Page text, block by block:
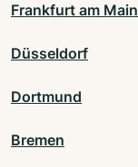
Frankfurt am Main
Düsseldorf
Dortmund
Bremen